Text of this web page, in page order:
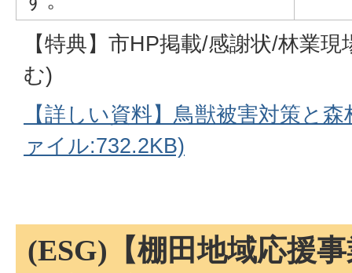
【特典】市HP掲載/感謝状/林業
む)
【詳しい資料】鳥獣被害対策と
ァイル:732.2KB)
(ESG)【棚田地域応援